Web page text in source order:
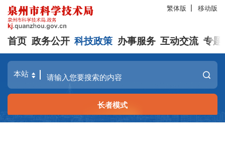
繁体版 移动版
首页 政务公开 科技政策 办事服务 互动交流 专题
长者模式